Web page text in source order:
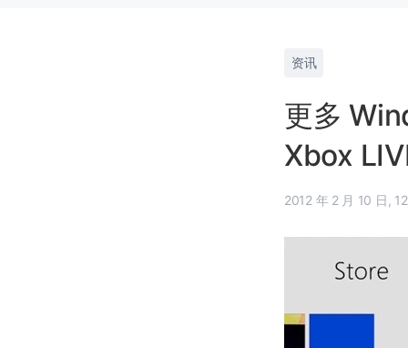
资讯
更多
Xbox
2012